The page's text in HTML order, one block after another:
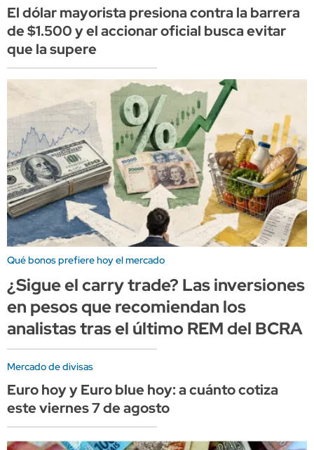
El dólar mayorista presiona contra la barrera
de $1.500 y el accionar oficial busca evitar
que la supere
Qué bonos prefiere hoy el mercado
¿Sigue el carry trade? Las inversiones
en pesos que recomiendan los
analistas tras el último REM del BCRA
Mercado de divisas
Euro hoy y Euro blue hoy: a cuánto cotiza
este viernes 7 de agosto